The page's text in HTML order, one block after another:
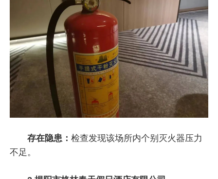
存在隐患： 检查发现该场所内个别灭火器压力
不足。